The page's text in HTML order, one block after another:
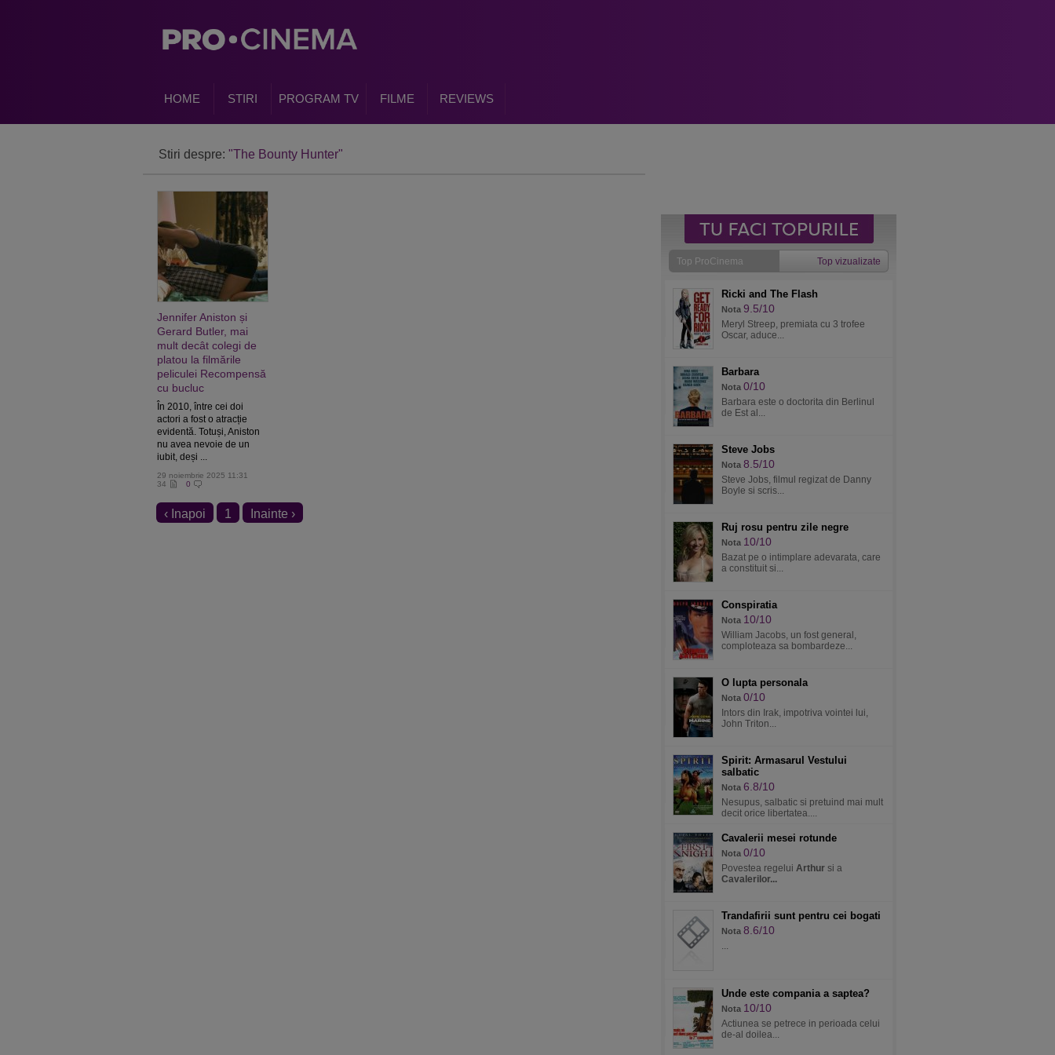
HOME STIRI PROGRAM TV FILME REVIEWS
Stiri despre: "The Bounty Hunter"
Jennifer Aniston și
Gerard Butler, mai
mult decât colegi de
platou la filmările
peliculei Recompensă
cu bucluc
În 2010, între cei doi
actori a fost o atracție
evidentă. Totuși, Aniston
nu avea nevoie de un
iubit, deși ...
29 noiembrie 2025 11:31
34
0
‹ Inapoi 1 Inainte ›
Top ProCinema Top vizualizate
Ricki and The Flash
Nota 9.5/10
Meryl Streep, premiata cu 3 trofee
Oscar, aduce...
Barbara
Nota 0/10
Barbara este o doctorita din Berlinul
de Est al...
Steve Jobs
Nota 8.5/10
Steve Jobs, filmul regizat de Danny
Boyle si scris...
Ruj rosu pentru zile negre
Nota 10/10
Bazat pe o intimplare adevarata, care
a constituit si...
Conspiratia
Nota 10/10
William Jacobs, un fost general,
comploteaza sa bombardeze...
O lupta personala
Nota 0/10
Intors din Irak, impotriva vointei lui,
John Triton...
Spirit: Armasarul Vestului
salbatic
Nota 6.8/10
Nesupus, salbatic si pretuind mai mult
decit orice libertatea....
Cavalerii mesei rotunde
Nota 0/10
Povestea regelui Arthur si a
Cavalerilor...
Trandafirii sunt pentru cei bogati
Nota 8.6/10
...
Unde este compania a saptea?
Nota 10/10
Actiunea se petrece in perioada celui
de-al doilea...